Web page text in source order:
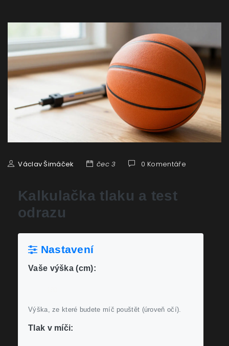
Václav Šimáček čec 3 0 Komentáře
Kalkulačka tlaku a test
odrazu
Nastavení
Vaše výška (cm):
Výška, ze které budete míč pouštět (úroveň očí).
Tlak v míči: